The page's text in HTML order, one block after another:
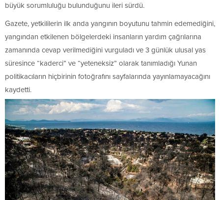
büyük sorumluluğu bulunduğunu ileri sürdü.
Gazete, yetkililerin ilk anda yangının boyutunu tahmin edemediğini,
yangından etkilenen bölgelerdeki insanların yardım çağrılarına
zamanında cevap verilmediğini vurguladı ve 3 günlük ulusal yas
süresince “kaderci” ve “yeteneksiz” olarak tanımladığı Yunan
politikacıların hiçbirinin fotoğrafını sayfalarında yayınlamayacağını
kaydetti.